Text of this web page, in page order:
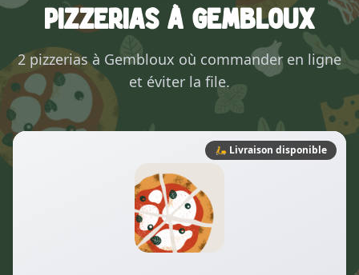
Pizzerias à Gembloux
2 pizzerias à Gembloux où commander en ligne
et éviter la file.
🛵 Livraison disponible